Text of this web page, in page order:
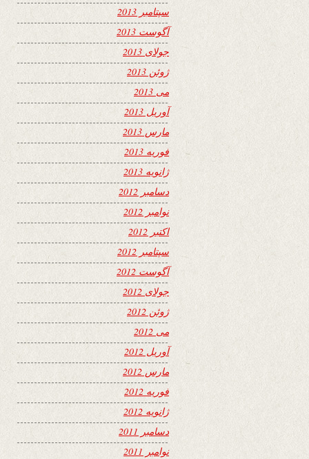
سپتامبر 2013
آگوست 2013
جولای 2013
ژوئن 2013
می 2013
آوریل 2013
مارس 2013
فوریه 2013
ژانویه 2013
دسامبر 2012
نوامبر 2012
اکتبر 2012
سپتامبر 2012
آگوست 2012
جولای 2012
ژوئن 2012
می 2012
آوریل 2012
مارس 2012
فوریه 2012
ژانویه 2012
دسامبر 2011
نوامبر 2011